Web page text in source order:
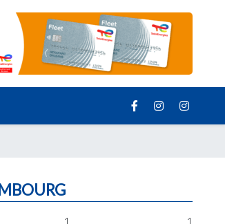
1
1